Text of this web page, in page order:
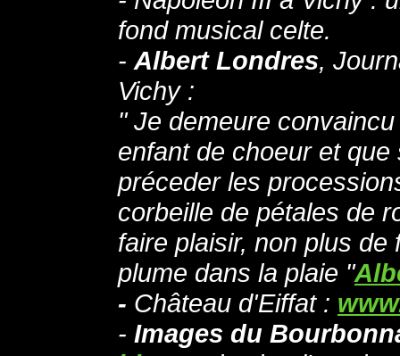
fond musical celte.
- Albert Londres,
Vichy :
" Je demeure
enfant de choeur et
préceder les
corbeille de pétales de
faire plaisir, non plus
plume dans la plaie "
- Château d'Eiffat :
- Images du